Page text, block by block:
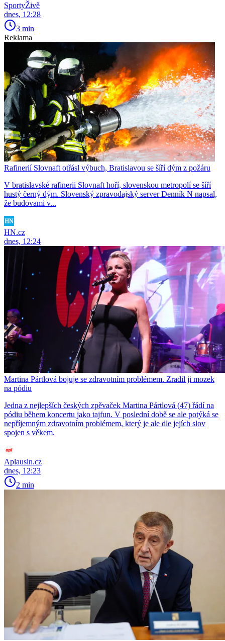
SportyŽivě
dnes, 12:28
3 min
Reklama
Rafinerií Slovnaft otřásl výbuch, Bratislavou se šíří dým z požáru
V bratislavské rafinerii Slovnaft hoří, slovenskou metropolí se šíří
hustý černý dým. Slovenský zpravodajský server Denník N napsal,
že budovami v...
HN.cz
dnes, 12:24
Martina Pártlová bojuje se zdravotním problémem. Zradil ji mozek
na pódiu
Jedna z nejlepších českých zpěvaček Martina Pártlová (47) řádí na
pódiu během koncertu jako tajfun. V poslední době se ale potýká se
nepříjemným zdravotním problémem, který je ale dle jejích slov
spojen s věkem.
Aplausin.cz
dnes, 12:23
2 min